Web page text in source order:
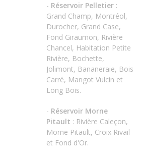
- Réservoir Pelletier :
Grand Champ, Montréol,
Durocher, Grand Case,
Fond Giraumon, Rivière
Chancel, Habitation Petite
Rivière, Bochette,
Jolimont, Bananeraie, Bois
Carré, Mangot Vulcin et
Long Bois.
- Réservoir Morne
Pitault : Rivière Caleçon,
Morne Pitault, Croix Rivail
et Fond d'Or.